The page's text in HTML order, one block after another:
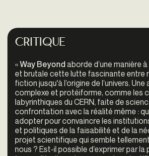
Critique
« Way Beyond aborde d’une manière
et brutale cette lutte fascinante entre
fiction jusqu'à l’origine de l’univers. Une
complexe et protéiforme, comme les
labyrinthiques du CERN, faite de
confrontation avec la réalité même :
adopter pour convaincre les
et politiques de la faisabilité et de la
projet scientifique qui semble
nous ? Est-il possible d’exprimer par la